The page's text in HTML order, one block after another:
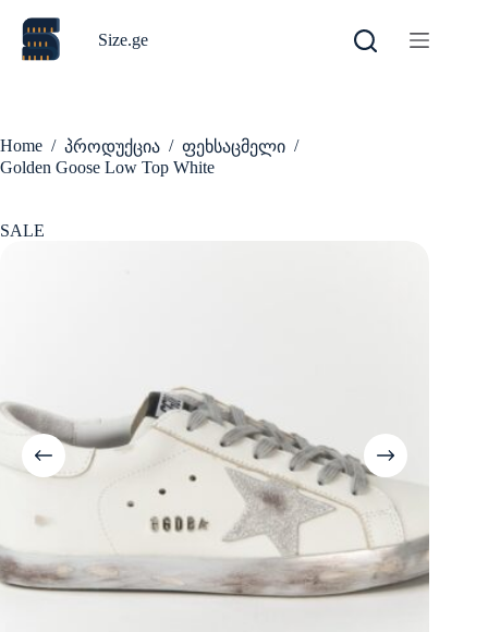
content
Size.ge
Home / პროდუქცია / ფეხსაცმელი /
Golden Goose Low Top White
SALE